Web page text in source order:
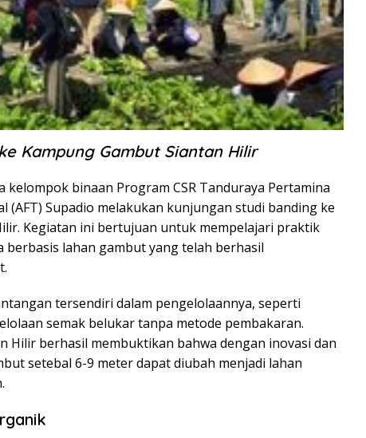
Kampung Gambut Siantan Hilir
kelompok binaan Program CSR Tanduraya Pertamina
(AFT) Supadio melakukan kunjungan studi banding ke
Kegiatan ini bertujuan untuk mempelajari praktik
lahan gambut yang telah berhasil
tersendiri dalam pengelolaannya, seperti
semak belukar tanpa metode pembakaran.
Hilir berhasil membuktikan bahwa dengan inovasi dan
setebal 6-9 meter dapat diubah menjadi lahan